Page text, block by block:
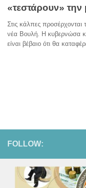
«τεστάρουν»
Στις κάλπες προσέρχονται
νέα Βουλή. Η κυβερνώσα
είναι βέβαιο ότι θα
FOLLOW: